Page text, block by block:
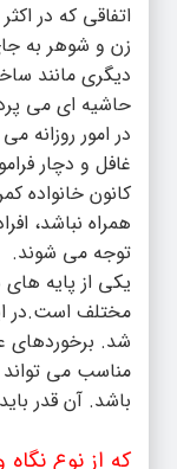
اتفاقی که در
زن و شوهر به
دیگری مانند
حاشیه ای می
در امور روزانه
غافل و دچار
کانون خانواده
همراه نباشد،
توجه می شوند.
یکی از پایه
مختلف است.در
شد. برخوردهای
مناسب می
باشد. آن قدر
که از نوع